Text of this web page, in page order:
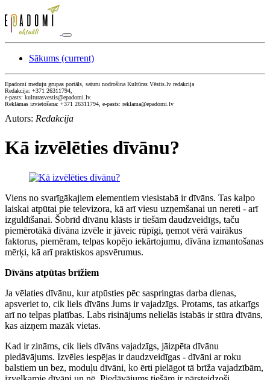
Sākums (current)
Epadomi meduju grupas portāls, saturu nodrošina Kultūras Vēstis.lv redakcija
Redakcija: +371 26311794,
e-pasts: kulturasvestis@epadomi.lv.
Reklāmas izvietošana: +371 26311794, e-pasts: reklama@epadomi.lv
Autors: Redakcija
Kā izvēlēties dīvānu?
Viens no svarīgākajiem elementiem viesistabā ir dīvāns. Tas kalpo
laiskai atpūtai pie televizora, kā arī viesu uzņemšanai un nereti - arī
izguldīšanai. Šobrīd dīvānu klāsts ir tiešām daudzveidīgs, taču
piemērotākā dīvāna izvēle ir jāveic rūpīgi, ņemot vērā vairākus
faktorus, piemēram, telpas kopējo iekārtojumu, dīvāna izmantošanas
mērķi, kā arī praktiskos apsvērumus.
Dīvāns atpūtas brīžiem
Ja vēlaties dīvānu, kur atpūsties pēc saspringtas darba dienas,
apsveriet to, cik liels dīvāns Jums ir vajadzīgs. Protams, tas atkarīgs
arī no telpas platības. Labs risinājums nelielās istabās ir stūra dīvāns,
kas aizņem mazāk vietas.
Kad ir zināms, cik liels dīvāns vajadzīgs, jāizpēta dīvānu
piedāvājums. Izvēles iespējas ir daudzveidīgas - dīvāni ar roku
balstiem un bez, moduļu dīvāni, ko ērti pielāgot tā brīža vajadzībām,